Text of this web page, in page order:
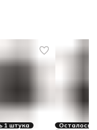
1 штука Осталось